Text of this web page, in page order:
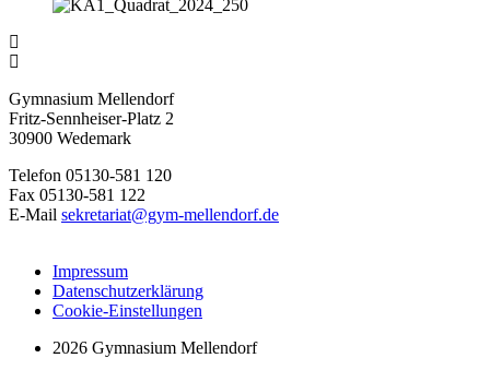
Gymnasium Mellendorf
Fritz-Sennheiser-Platz 2
30900 Wedemark
Telefon 05130-581 120
Fax 05130-581 122
E-Mail sekretariat@gym-mellendorf.de
Impressum
Datenschutzerklärung
Cookie-Einstellungen
2026 Gymnasium Mellendorf